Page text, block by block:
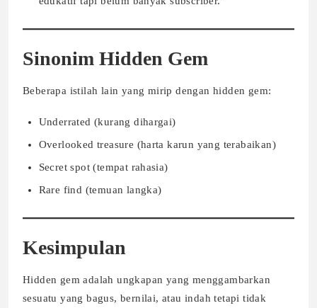
Sinonim Hidden Gem
Beberapa istilah lain yang mirip dengan hidden gem:
Underrated (kurang dihargai)
Overlooked treasure (harta karun yang terabaikan)
Secret spot (tempat rahasia)
Rare find (temuan langka)
Kesimpulan
Hidden gem adalah ungkapan yang menggambarkan
sesuatu yang bagus, bernilai, atau indah tetapi tidak